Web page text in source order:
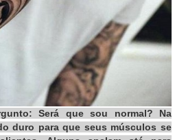
Será que sou normal? Na
duro para que seus músculos se